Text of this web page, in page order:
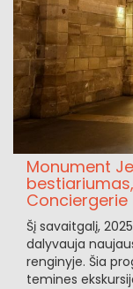
Monument
Conciergerie
Šį savaitgalį,
dalyvauja
renginyje. Šia
temines